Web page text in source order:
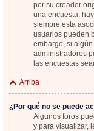
por su creador
una encuesta,
siempre esta
usuarios pueden
embargo, si
administradores
las encuestas
Arriba
¿Por qué no se puede
Algunos foros
y para visualizar,